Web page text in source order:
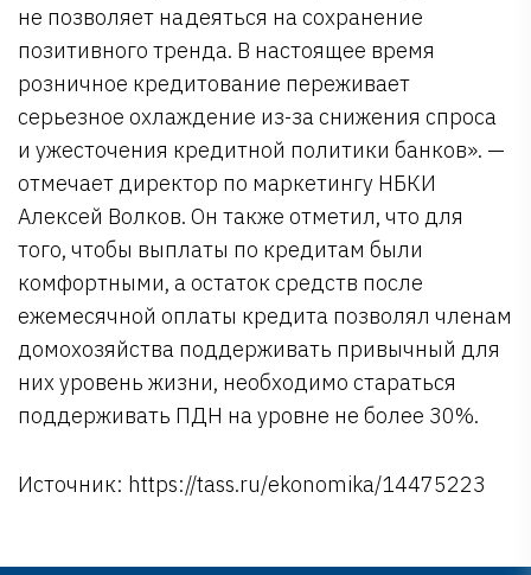
не позволяет надеяться на сохранение
позитивного тренда. В настоящее время
розничное кредитование переживает
серьезное охлаждение из-за снижения спроса
и ужесточения кредитной политики банков». —
отмечает директор по маркетингу НБКИ
Алексей Волков. Он также отметил, что для
того, чтобы выплаты по кредитам были
комфортными, а остаток средств после
ежемесячной оплаты кредита позволял членам
домохозяйства поддерживать привычный для
них уровень жизни, необходимо стараться
поддерживать ПДН на уровне не более 30%.
Источник: https://tass.ru/ekonomika/14475223